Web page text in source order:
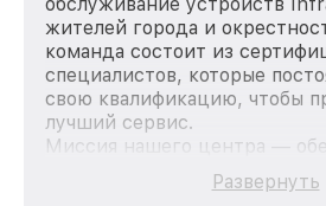
жителей города и
команда состоит из
специалистов, которые
свою квалификацию, чтобы
лучший сервис.
Миссия нашего центра —
качественный и доступный
каждого пользователя
Развернуть